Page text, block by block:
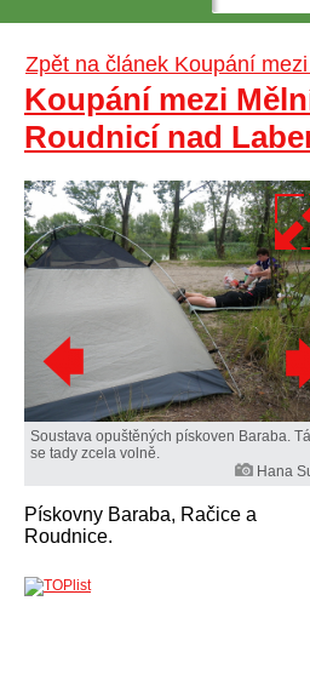
Zpět na článek Koupání
Koupání mezi
Roudnicí nad
Soustava opuštěných pískoven Baraba.
se tady zcela volně.
Hana
Pískovny Baraba, Račice a
Roudnice.